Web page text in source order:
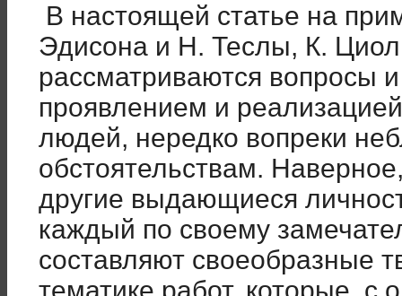
В настоящей статье на
Эдисона и Н. Теслы, К.
рассматриваются вопросы
проявлением и
людей, нередко вопреки
обстоятельствам.
другие выдающиеся
каждый по своему
составляют своеобразные